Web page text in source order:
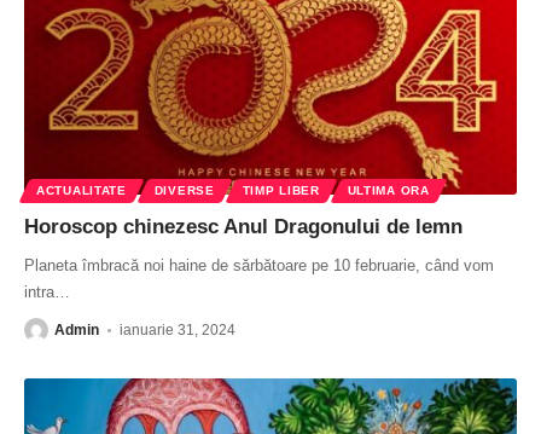
ACTUALITATE DIVERSE TIMP LIBER ULTIMA ORA
Horoscop chinezesc Anul Dragonului de lemn
Planeta îmbracă noi haine de sărbătoare pe 10 februarie, când vom
intra…
Admin ianuarie 31, 2024